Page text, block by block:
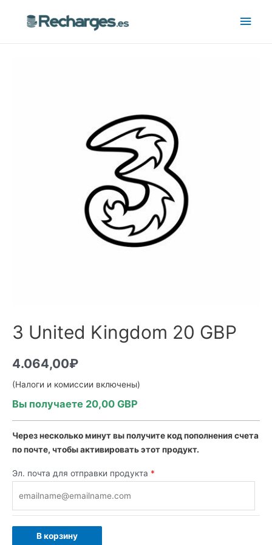
3 United Kingdom 20 GBP
4.064,00₽
(Налоги и комиссии включены)
Вы получаете 20,00 GBP
Через несколько минут вы получите код пополнения счета
по почте, чтобы активировать этот продукт.
Эл. почта для отправки продукта *
В корзину